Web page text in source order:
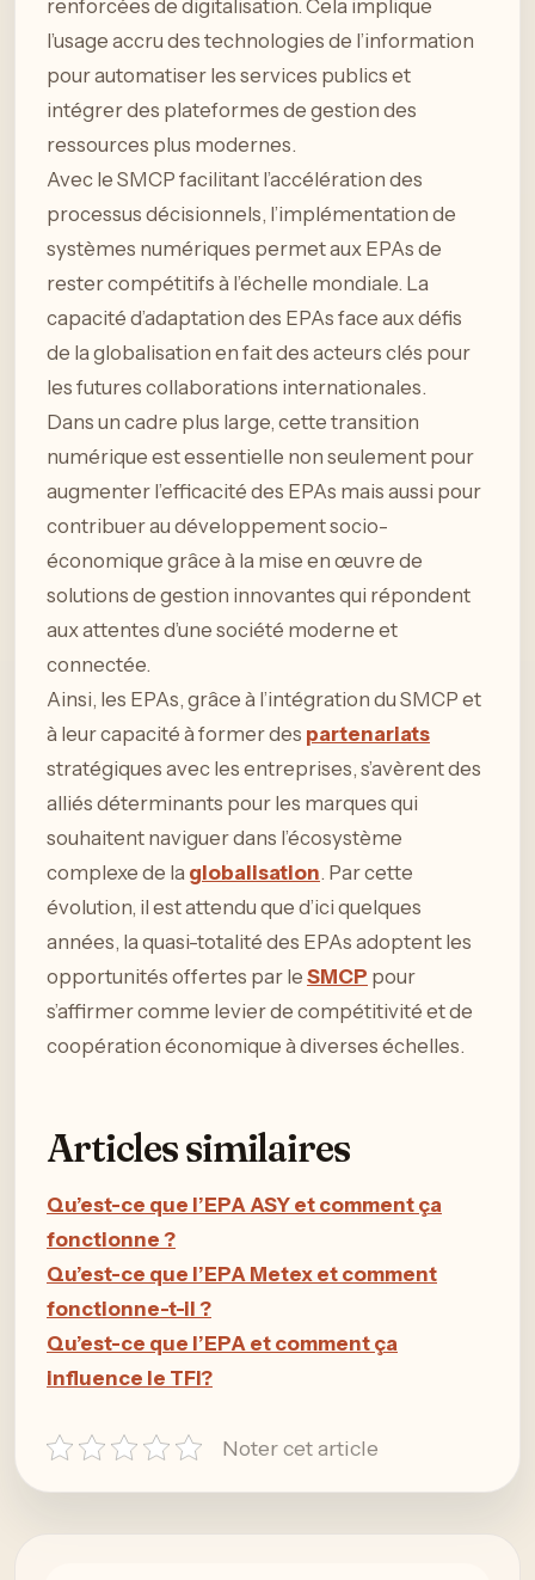
renforcées de digitalisation. Cela implique
l’usage accru des technologies de l’information
pour automatiser les services publics et
intégrer des plateformes de gestion des
ressources plus modernes.
Avec le SMCP facilitant l’accélération des
processus décisionnels, l’implémentation de
systèmes numériques permet aux EPAs de
rester compétitifs à l’échelle mondiale. La
capacité d’adaptation des EPAs face aux défis
de la globalisation en fait des acteurs clés pour
les futures collaborations internationales.
Dans un cadre plus large, cette transition
numérique est essentielle non seulement pour
augmenter l’efficacité des EPAs mais aussi pour
contribuer au développement socio-
économique grâce à la mise en œuvre de
solutions de gestion innovantes qui répondent
aux attentes d’une société moderne et
connectée.
Ainsi, les EPAs, grâce à l’intégration du SMCP et
à leur capacité à former des partenariats
stratégiques avec les entreprises, s’avèrent des
alliés déterminants pour les marques qui
souhaitent naviguer dans l’écosystème
complexe de la globalisation. Par cette
évolution, il est attendu que d’ici quelques
années, la quasi-totalité des EPAs adoptent les
opportunités offertes par le SMCP pour
s’affirmer comme levier de compétitivité et de
coopération économique à diverses échelles.
Articles similaires
Qu’est-ce que l’EPA ASY et comment ça
fonctionne ?
Qu’est-ce que l’EPA Metex et comment
fonctionne-t-il ?
Qu’est-ce que l’EPA et comment ça
influence le TFI?
Noter cet article